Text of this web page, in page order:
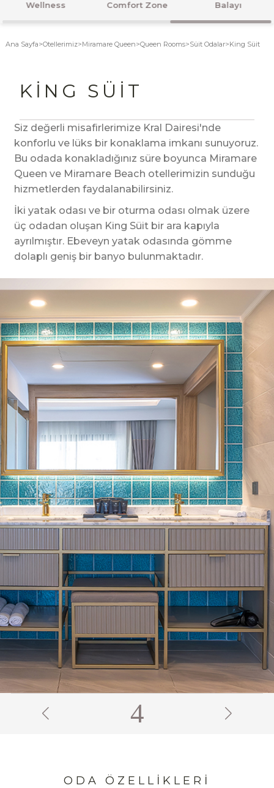
Odalar Lezzetler Plaj ve Havuz
Ana Sayfa>Otellerimiz>Miramare Queen>Queen Rooms>Süit Odalar>King Süit
KING SÜIT
Siz değerli misafirlerimize Kral Dairesi'nde
konforlu ve lüks bir konaklama imkanı sunuyoruz.
Bu odada konakladığınız süre boyunca Miramare
Queen ve Miramare Beach otellerimizin sunduğu
hizmetlerden faydalanabilirsiniz.
İki yatak odası ve bir oturma odası olmak üzere
üç odadan oluşan King Süit bir ara kapıyla
ayrılmıştır. Ebeveyn yatak odasında gömme
dolaplı geniş bir banyo bulunmaktadır.
6
ODA ÖZELLIKLERI